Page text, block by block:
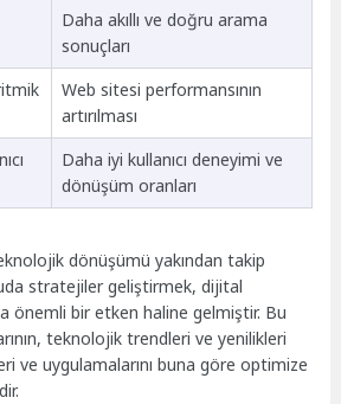
Daha akıllı ve doğru arama
sonuçları
Web sitesi performansının
artırılması
Daha iyi kullanıcı deneyimi ve
dönüşüm oranları
dönüşümü yakından takip
stratejiler geliştirmek, dijital
önemli bir etken haline gelmiştir. Bu
teknolojik trendleri ve yenilikleri
ve uygulamalarını buna göre optimize